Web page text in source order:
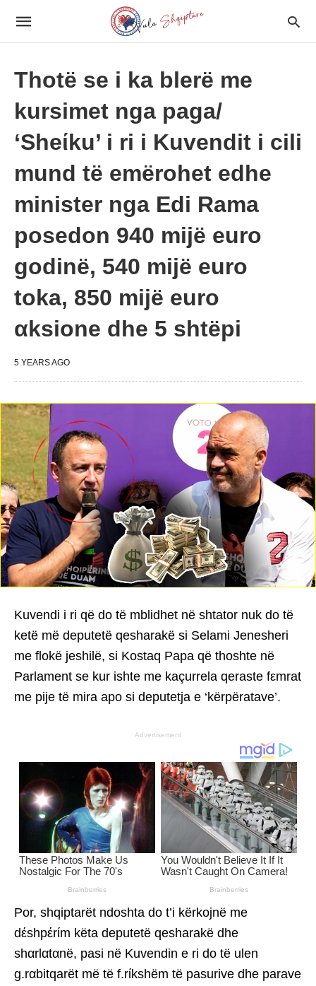
Thotë se i ka blerë me
kursimet nga paga/
‘Sheίku’ i ri i Kuvendit i cili
mund të emërohet edhe
minister nga Edi Rama
posedon 940 mijë euro
godinë, 540 mijë euro
toka, 850 mijë euro
αksione dhe 5 shtëpi
5 YEARS AGO
Kuvendi i ri që do të mblidhet në shtator nuk do të
ketë më deputetë qesharakë si Selami Jenesheri
me flokë jeshilë, si Kostaq Papa që thoshte në
Parlament se kur ishte me kaçurrela qeraste fεmrat
me pije të mira apo si deputetja e ‘kërpëratave’.
Advertisement
Por, shqiptarët ndoshta do t’i kërkojnë me
dέshpέrίm këta deputetë qesharakë dhe
shαrlαtαnë, pasi në Kuvendin e ri do të ulen
g.rαbitqarët më të f.rίkshëm të pasurive dhe parave